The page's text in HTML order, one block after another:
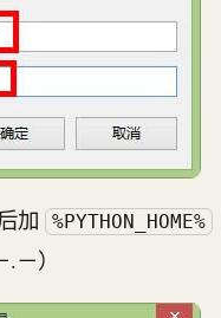
加 %PYTHON_HOME%
）